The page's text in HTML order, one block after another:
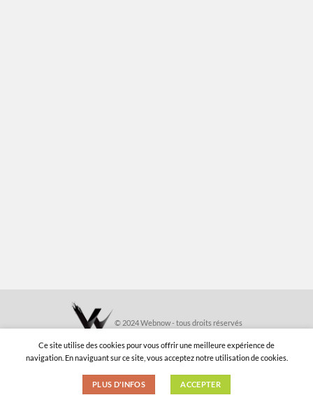
© 2024 Webnow - tous droits réservés
Ce site utilise des cookies pour vous offrir une meilleure expérience de
navigation. En naviguant sur ce site, vous acceptez notre utilisation de cookies.
PLUS D'INFOS ACCEPTER